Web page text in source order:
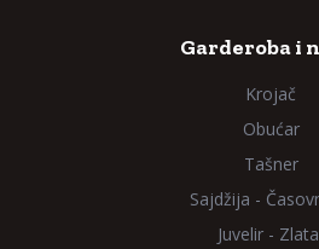
Garderoba i
Krojač
Obućar
Tašner
Sajdžija -
Juvelir -